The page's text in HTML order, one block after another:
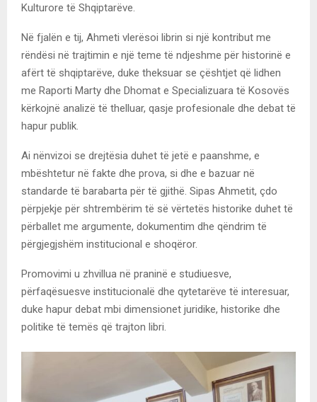
Kulturore të Shqiptarëve.
Në fjalën e tij, Ahmeti vlerësoi librin si një kontribut me
rëndësi në trajtimin e një teme të ndjeshme për historinë e
afërt të shqiptarëve, duke theksuar se çështjet që lidhen
me Raporti Marty dhe Dhomat e Specializuara të Kosovës
kërkojnë analizë të thelluar, qasje profesionale dhe debat të
hapur publik.
Ai nënvizoi se drejtësia duhet të jetë e paanshme, e
mbështetur në fakte dhe prova, si dhe e bazuar në
standarde të barabarta për të gjithë. Sipas Ahmetit, çdo
përpjekje për shtrembërim të së vërtetës historike duhet të
përballet me argumente, dokumentim dhe qëndrim të
përgjegjshëm institucional e shoqëror.
Promovimi u zhvillua në praninë e studiuesve,
përfaqësuesve institucionalë dhe qytetarëve të interesuar,
duke hapur debat mbi dimensionet juridike, historike dhe
politike të temës që trajton libri.